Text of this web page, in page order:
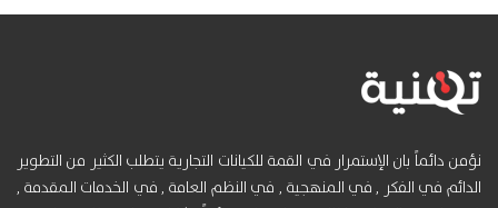
نؤمن دائماً بان الإستمرار في القمة للكيانات التجارية يتطلب الكثير من التطوير
الدائم في الفكر , في المنهجية , في النظم العامة , في الخدمات المقدمة ,